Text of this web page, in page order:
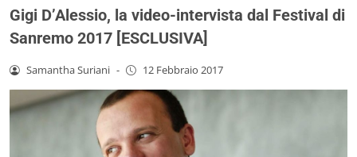
Gigi D’Alessio, la video-intervista dal Festival di
Sanremo 2017 [ESCLUSIVA]
Samantha Suriani - 12 Febbraio 2017